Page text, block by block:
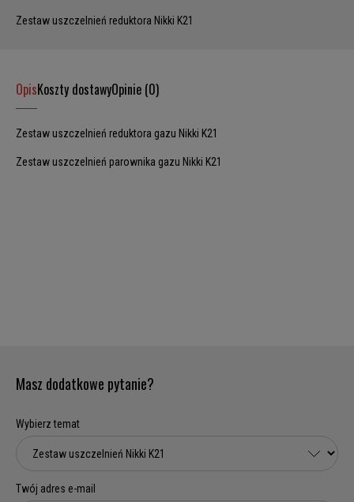
Zestaw uszczelnień reduktora Nikki K21
OpisKoszty dostawyOpinie (0)
Zestaw uszczelnień reduktora gazu Nikki K21
Zestaw uszczelnień parownika gazu Nikki K21
Masz dodatkowe pytanie?